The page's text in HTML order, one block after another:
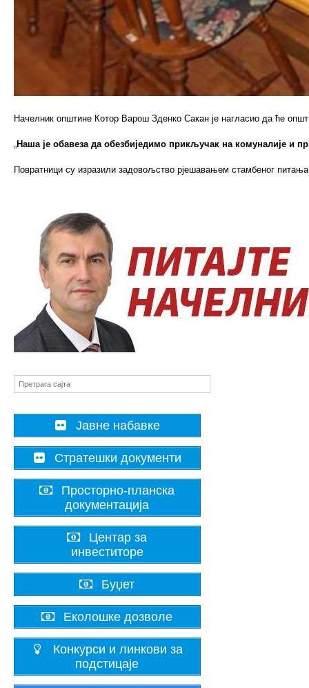
Начелник општине Котор Варош Зденко Сакан је нагласио да ће
„Наша је обавеза да обезбиједимо прикључак на комуналије и
Повратници су изразили задовољство рјешавањем стамбеног
Јавне набавке
Стратешки документи
Просторно-планска
документација
Центар за
инвеститоре
Буџет
Еколошке дозволе
Конкурси и линкови за
подстицаје